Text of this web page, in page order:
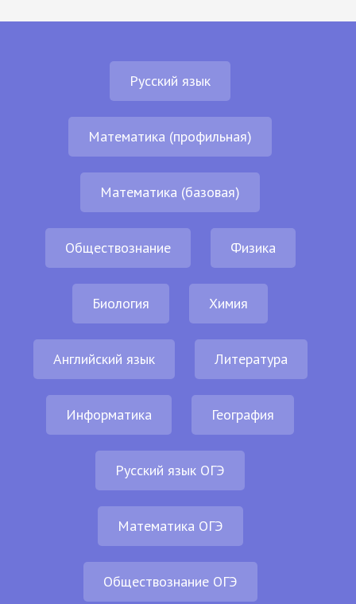
Русский язык
Математика (профильная)
Математика (базовая)
Обществознание Физика
Биология Химия
Английский язык Литература
Информатика География
Русский язык ОГЭ
Математика ОГЭ
Обществознание ОГЭ